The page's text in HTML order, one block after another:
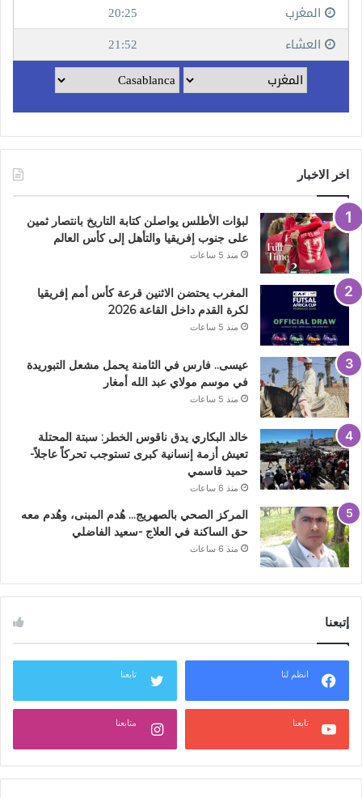
اخر الاخبار
لبؤات الأطلس يواصلن كتابة التاريخ بانتصار ثمين
على جنوب إفريقيا والتأهل إلى كأس العالم
منذ 5 ساعات
المغرب يحتضن الاثنين قرعة كأس أمم إفريقيا
لكرة القدم داخل القاعة 2026
منذ 5 ساعات
عيسى.. فارس في الثامنة يحمل مشعل التبوريدة
في موسم مولاي عبد الله أمغار
منذ 5 ساعات
خالد البكاري يدق ناقوس الخطر: سبتة المحتلة
تعيش أزمة إنسانية كبرى تستوجب تحركاً عاجلاً-
حميد قاسمي
منذ 6 ساعات
المركز الصحي بالصهريج… هُدم المبنى، وهُدم معه
حق الساكنة في العلاج -سعيد الفاضلي
منذ 6 ساعات
إتبعنا
انظم لنا تابعنا
تابعنا متابعنا